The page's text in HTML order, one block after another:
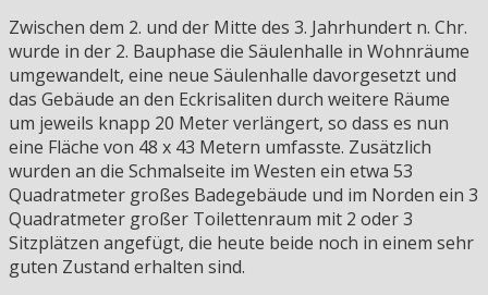
Zwischen dem 2. und der Mitte des 3. Jahrhundert n. Chr.
wurde in der 2. Bauphase die Säulenhalle in Wohnräume
umgewandelt, eine neue Säulenhalle davorgesetzt und
das Gebäude an den Eckrisaliten durch weitere Räume
um jeweils knapp 20 Meter verlängert, so dass es nun
eine Fläche von 48 x 43 Metern umfasste. Zusätzlich
wurden an die Schmalseite im Westen ein etwa 53
Quadratmeter großes Badegebäude und im Norden ein 3
Quadratmeter großer Toilettenraum mit 2 oder 3
Sitzplätzen angefügt, die heute beide noch in einem sehr
guten Zustand erhalten sind.